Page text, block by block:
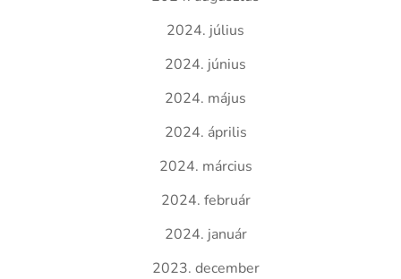
2024. július
2024. június
2024. május
2024. április
2024. március
2024. február
2024. január
2023. december